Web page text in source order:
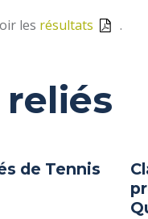
les résultats .
de Tennis